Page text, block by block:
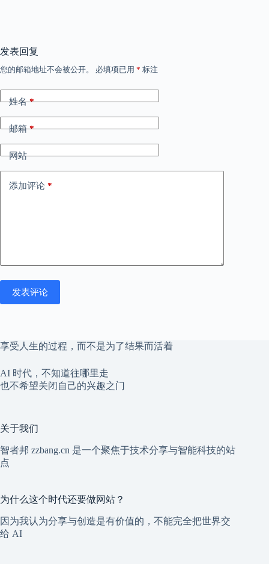
发表回复
您的邮箱地址不会被公开。 必填项已用 * 标注
姓名*
邮箱*
网站
添加评论 *
发表评论
享受人生的过程，而不是为了结果而活着
AI 时代，不知道往哪里走
也不希望关闭自己的兴趣之门
关于我们
智者邦 zzbang.cn 是一个聚焦于技术分享与智能科技的站
点
为什么这个时代还要做网站？
因为我认为分享与创造是有价值的，不能完全把世界交
给 AI